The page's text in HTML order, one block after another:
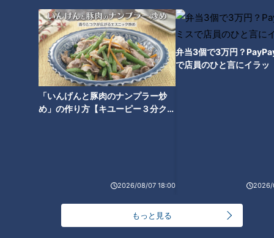
「いんげんと豚肉のナンプラー炒
め」の作り方【キユーピー３分クッ
2026/08/07 18:00
弁当3個で3万円？
で店員のひと言にイラッ
2026/
もっと見る
て、レジェンド解説陣5人からの鋭くエグい質問をぶつけた。
投手陣からの信頼度、日々上昇中！